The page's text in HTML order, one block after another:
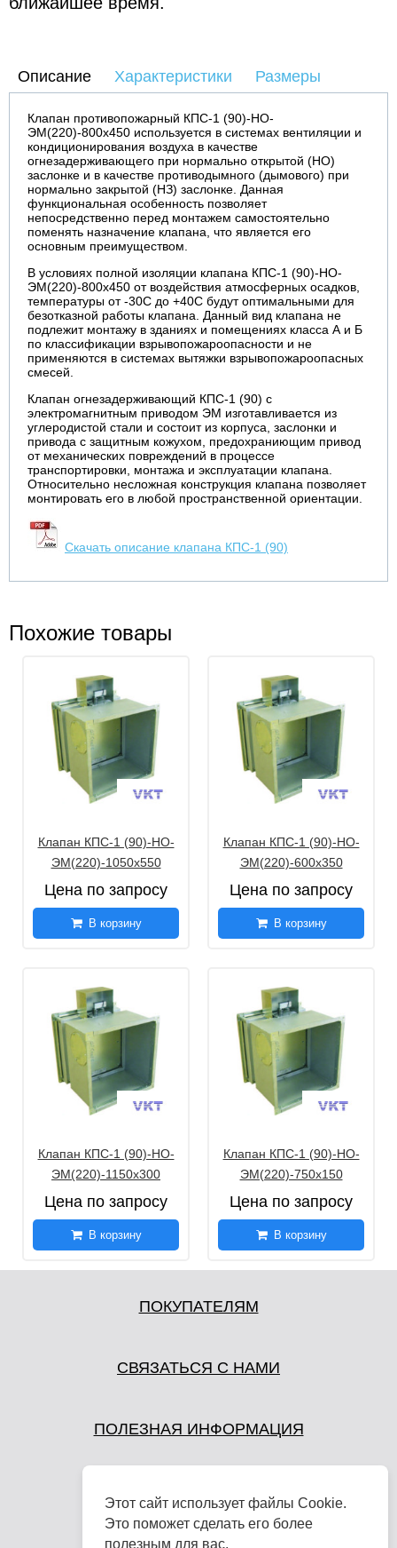
Описание Характеристики Размеры
Клапан противопожарный КПС-1 (90)-НО-
ЭМ(220)-800х450 используется в системах вентиляции и
кондиционирования воздуха в качестве
огнезадерживающего при нормально открытой (НО)
заслонке и в качестве противодымного (дымового) при
нормально закрытой (НЗ) заслонке. Данная
функциональная особенность позволяет
непосредственно перед монтажем самостоятельно
поменять назначение клапана, что является его
основным преимуществом.
В условиях полной изоляции клапана КПС-1 (90)-НО-
ЭМ(220)-800х450 от воздействия атмосферных осадков,
температуры от -30С до +40С будут оптимальными для
безотказной работы клапана. Данный вид клапана не
подлежит монтажу в зданиях и помещениях класса А и Б
по классификации взрывопожароопасности и не
применяются в системах вытяжки взрывопожароопасных
смесей.
Клапан огнезадерживающий КПС-1 (90) с
электромагнитным приводом ЭM изготавливается из
углеродистой стали и состоит из корпуса, заслонки и
привода с защитным кожухом, предохраниющим привод
от механических повреждений в процессе
транспортировки, монтажа и эксплуатации клапана.
Относительно несложная конструкция клапана позволяет
монтировать его в любой пространственной ориентации.
Скачать описание клапана КПС-1 (90)
Похожие товары
Клапан КПС-1 (90)-НО-
ЭМ(220)-1050х550
Цена по запросу
В корзину
Клапан КПС-1 (90)-НО-
ЭМ(220)-600х350
Цена по запросу
В корзину
Клапан КПС-1 (90)-НО-
ЭМ(220)-1150х300
Цена по запросу
В корзину
Клапан КПС-1 (90)-НО-
ЭМ(220)-750х150
Цена по запросу
В корзину
ПОКУПАТЕЛЯМ
СВЯЗАТЬСЯ С НАМИ
ПОЛЕЗНАЯ ИНФОРМАЦИЯ
Этот сайт использует файлы Cookie.
Это поможет сделать его более
полезным для вас.